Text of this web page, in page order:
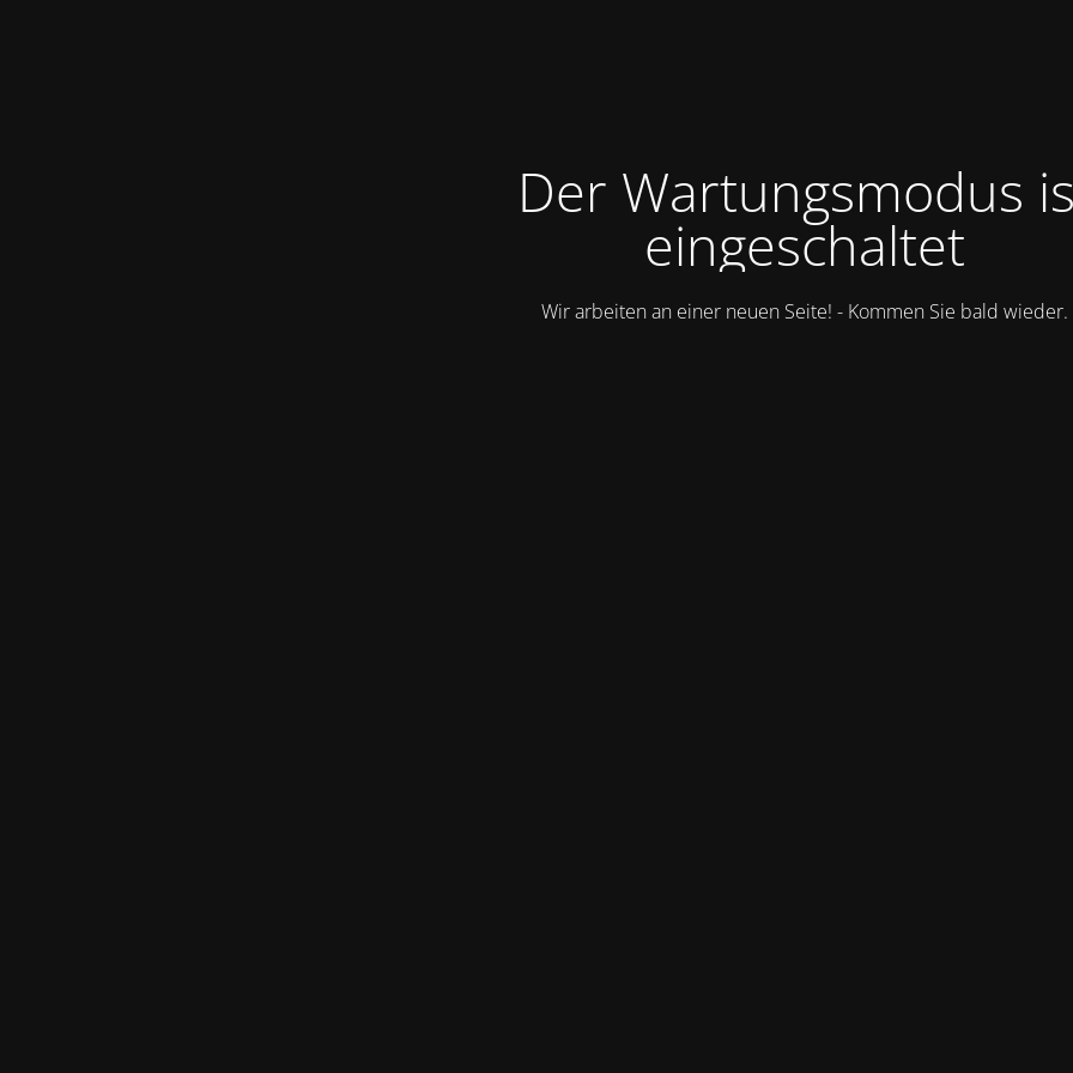
Der Wartungsmodus
eingeschaltet
Wir arbeiten an einer neuen Seite! - Kommen Sie bald wieder.